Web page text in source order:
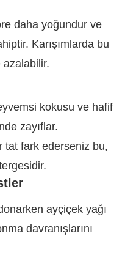
daha yoğundur ve
Karışımlarda bu
azalabilir.
kokusu ve hafif
zayıflar.
tat fark ederseniz bu,
ayçiçek yağı
davranışlarını